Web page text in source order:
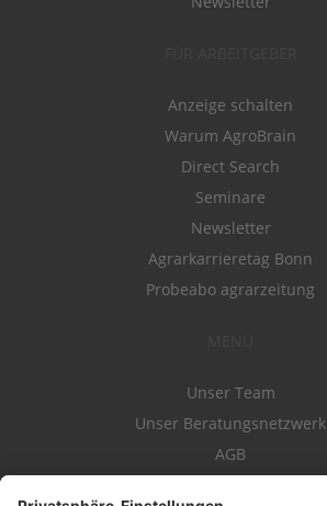
Anzeige schalten
Warum AgroBrain
Direct Search
Seminare
Newsletter
Agrarkarrieretag Bonn
Probeabo agrarzeitung
Unser Team
Unser Beratungsnetzwerk
AGB